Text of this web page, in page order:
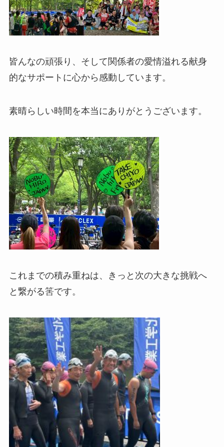
皆んなの頑張り、そして関係者の愛情溢れる献身
的なサポートに心から感動しています。
素晴らしい時間を本当にありがとうございます。
これまでの積み重ねは、きっと次の大きな挑戦へ
と繋がる筈です。